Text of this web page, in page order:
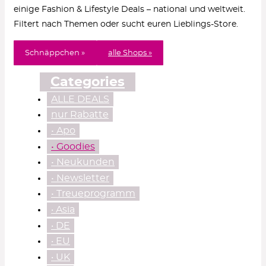
einige Fashion & Lifestyle Deals – national und weltweit.
Filtert nach Themen oder sucht euren Lieblings-Store.
Schnäppchen » alle Shops »
Categories
ALLE DEALS
nur Rabatte
• Apo
• Goodies
• Neukunden
• Newsletter
• Treueprogramm
‧ Asia
‧ DE
‧ EU
‧ UK